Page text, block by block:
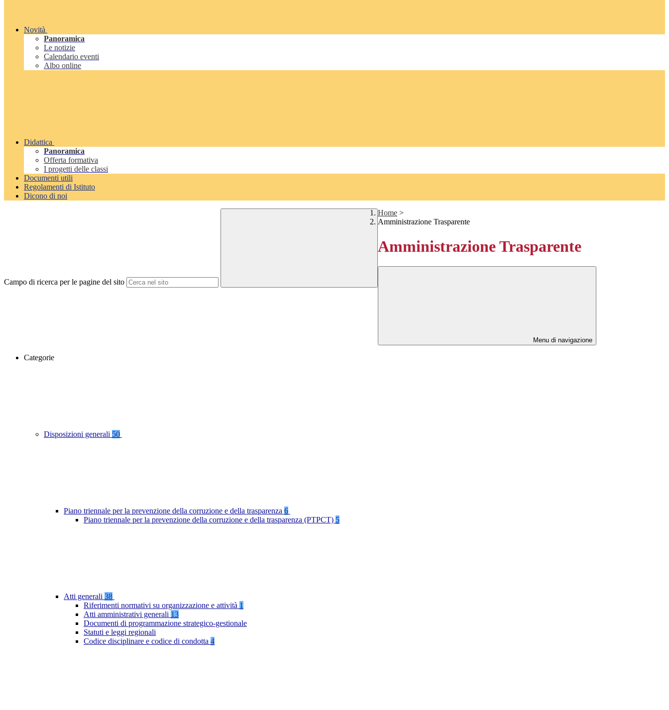
Novità
Panoramica
Le notizie
Calendario eventi
Albo online
Didattica
Panoramica
Offerta formativa
I progetti delle classi
Documenti utili
Regolamenti di Istituto
Dicono di noi
Campo di ricerca per le pagine del sito
Home >
Amministrazione Trasparente
Amministrazione Trasparente
Menu di navigazione
Categorie
Disposizioni generali 50
Piano triennale per la prevenzione della corruzione e della trasparenza 6
Piano triennale per la prevenzione della corruzione e della trasparenza (PTPCT) 5
Atti generali 38
Riferimenti normativi su organizzazione e attività 1
Atti amministrativi generali 13
Documenti di programmazione strategico-gestionale
Statuti e leggi regionali
Codice disciplinare e codice di condotta 4